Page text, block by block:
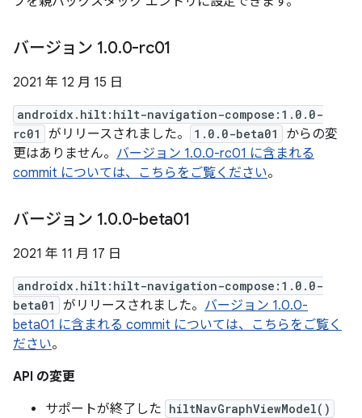
バージョン 1.0.0-rc01
2021 年 12 月 15 日
androidx.hilt:hilt-navigation-compose:1.0.0-
rc01
がリリースされました。 1.0.0-beta01
からの変
更はありません。 バージョン 1.0.0-rc01 に含まれる
commit については、こちらをご覧ください。
バージョン 1.0.0-beta01
2021 年 11 月 17 日
androidx.hilt:hilt-navigation-compose:1.0.0-
beta01
がリリースされました。 バージョン 1.0.0-
beta01 に含まれる commit については、こちらをご覧く
ださい。
API の変更
サポートが終了した hiltNavGraphViewModel()